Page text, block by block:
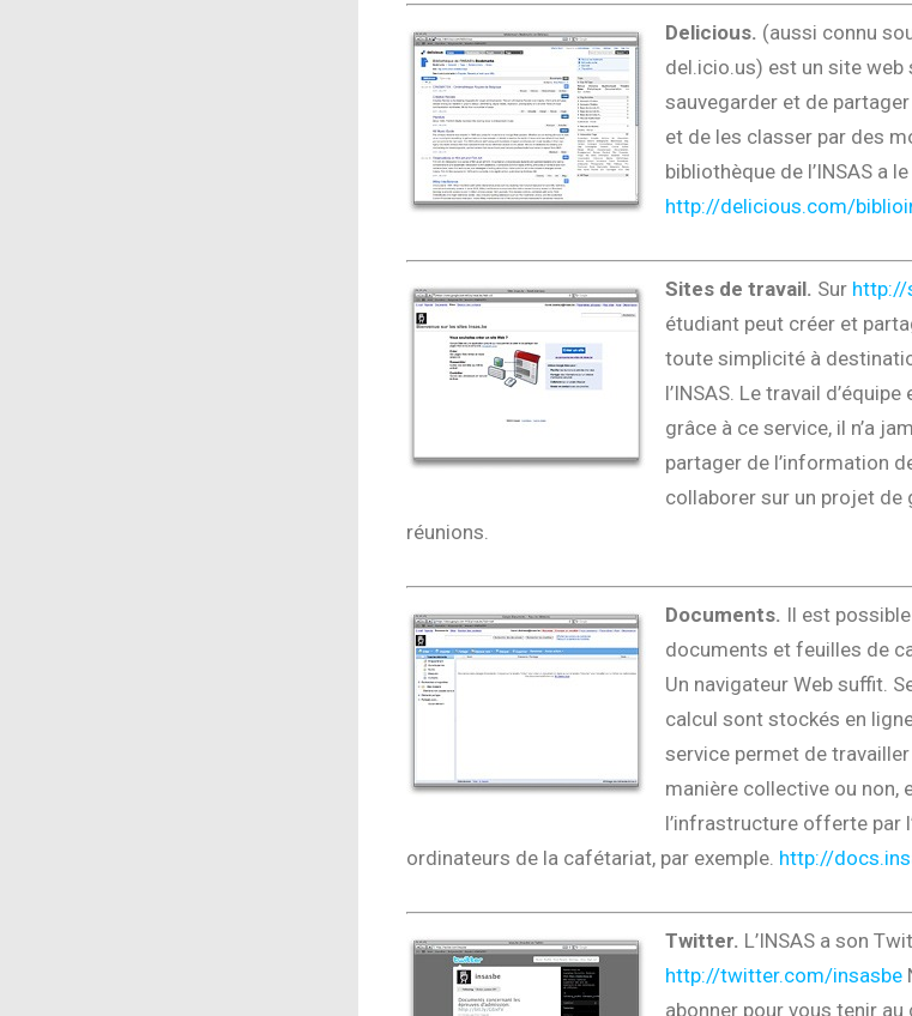
Delicious. (aussi connu
del.icio.us) est un site
sauvegarder et de
et de les classer par des
bibliothèque de l’INSAS a
http://delicious.com/
Sites de travail. Sur http://
étudiant peut créer et
toute simplicité à
l’INSAS. Le travail
grâce à ce service, il n’a
partager de l’information
collaborer sur un projet de
réunions.
Documents. Il est
documents et feuilles de
Un navigateur Web suffit.
calcul sont stockés en
service permet de
manière collective ou non,
l’infrastructure offerte par
ordinateurs de la cafétariat, par exemple. http://
Twitter. L’INSAS a son
http://twitter.com/insasbe
abonner pour vous tenir au